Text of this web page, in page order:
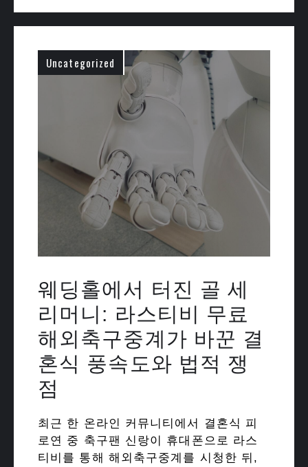
Uncategorized
웨딩홀에서 터진 골 세
리머니: 라스티비 무료
해외축구중계가 바꾼 결
혼식 풍속도와 법적 쟁
점
최근 한 온라인 커뮤니티에서 결혼식 피
로연 중 축구팬 신랑이 휴대폰으로 라스
티비를 통해 해외축구중계를 시청한 뒤,